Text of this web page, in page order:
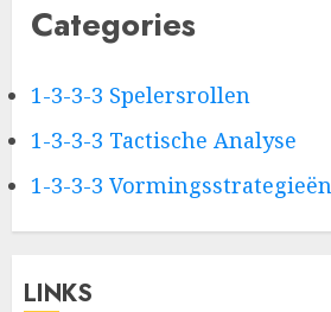
Categories
1-3-3-3 Spelersrollen
1-3-3-3 Tactische Analyse
1-3-3-3 Vormingsstrategieën
LINKS